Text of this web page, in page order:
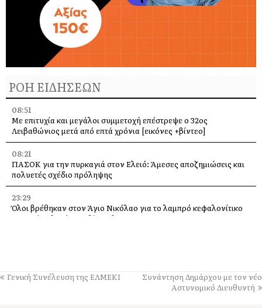
ΡΟΗ ΕΙΔΗΣΕΩΝ
08:51
Με επιτυχία και μεγάλοι συμμετοχή επέστρεψε ο 32ος
Λειβαθώνιος μετά από επτά χρόνια [εικόνες +βίντεο]
08:21
ΠΑΣΟΚ για την πυρκαγιά στον Ελειό: Άμεσες αποζημιώσεις και
πολυετές σχέδιο πρόληψης
23:29
Όλοι βρέθηκαν στον Άγιο Νικόλαο για το λαμπρό κεφαλονίτικο
πανηγύρι! [εικόνες +βίντεο]
Γενική Συνέλευση της ΕΛΜΕΚΙ
Συνάντηση Δημάρχου με τον νέο
Αστυνομικό Διευθυντή